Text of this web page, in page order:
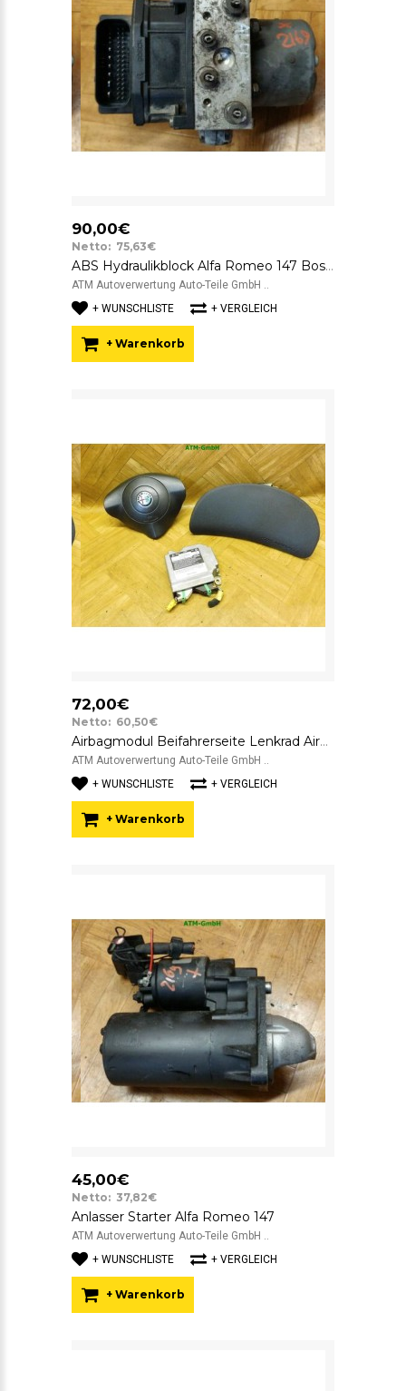
90,00€
Netto: 75,63€
ABS Hydraulikblock Alfa Romeo 147 Bosch 51739028 0265222040 0265800019
ATM Autoverwertung Auto-Teile GmbH ..
+ WUNSCHLISTE
+ VERGLEICH
+ Warenkorb
72,00€
Netto: 60,50€
Airbagmodul Beifahrerseite Lenkrad Airbagsteuergerät Alfa Romeo 147 46842421
ATM Autoverwertung Auto-Teile GmbH ..
+ WUNSCHLISTE
+ VERGLEICH
+ Warenkorb
45,00€
Netto: 37,82€
Anlasser Starter Alfa Romeo 147
ATM Autoverwertung Auto-Teile GmbH ..
+ WUNSCHLISTE
+ VERGLEICH
+ Warenkorb